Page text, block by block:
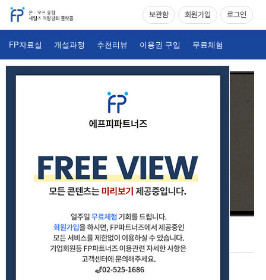
보관함 회원가입 로그인
FP자료실 개설과정 추천리뷰 이용권 구입 무료체험
04. 손해보험설계사 핵심특강 4강_손해보험 법규와 약관